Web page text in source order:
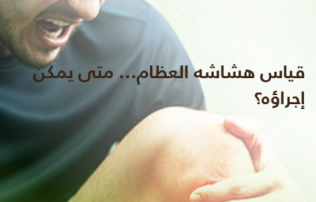
قياس هشاشه العظام… متى يمكن
إجراؤه؟